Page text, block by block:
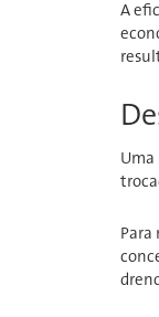
A
Para